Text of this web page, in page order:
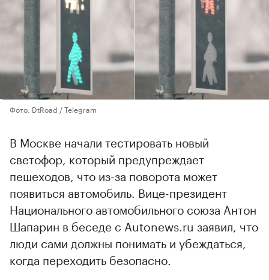
Фото: DtRoad / Telegram
В Москве начали тестировать новый
светофор, который предупреждает
пешеходов, что из-за поворота может
появиться автомобиль. Вице-президент
Национального автомобильного союза Антон
Шапарин в беседе с Autonews.ru заявил, что
люди сами должны понимать и убеждаться,
когда переходить безопасно.